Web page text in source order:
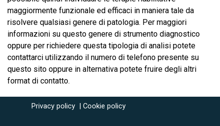
maggiormente funzionale ed efficaci in maniera tale da
risolvere qualsiasi genere di patologia. Per maggiori
informazioni su questo genere di strumento diagnostico
oppure per richiedere questa tipologia di analisi potete
contattarci utilizzando il numero di telefono presente su
questo sito oppure in alternativa potete fruire degli altri
format di contatto.
Privacy policy | Cookie policy